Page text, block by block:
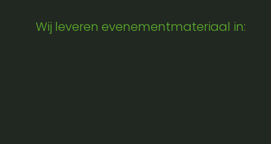
Wij leveren evenementmateriaal in: